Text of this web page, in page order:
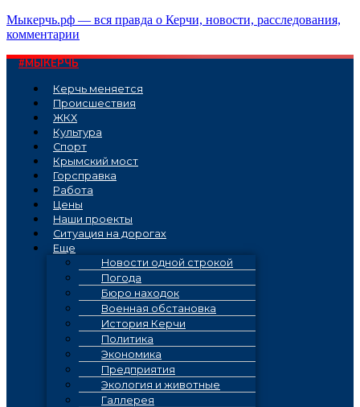
Перейти
к
Мыкерчь.рф — вся правда о Керчи, новости, расследования,
комментарии
#МЫКЕРЧЬ
Керчь меняется
Проиcшествия
ЖКХ
Культура
Спорт
Крымский мост
Горсправка
Работа
Цены
Наши проекты
Ситуация на дорогах
Еще
Новости одной строкой
Погода
Бюро находок
Военная обстановка
История Керчи
Политика
Экономика
Предприятия
Экология и животные
Галлерея